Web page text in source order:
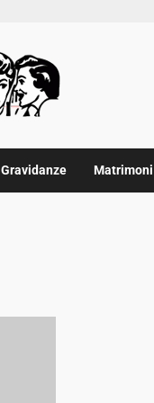
Gravidanze Matrimoni